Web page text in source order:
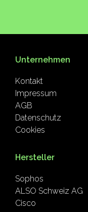
Unternehmen
Kontakt
Impressum
AGB
Datenschutz
Cookies
Hersteller
Sophos
ALSO Schweiz AG
Cisco